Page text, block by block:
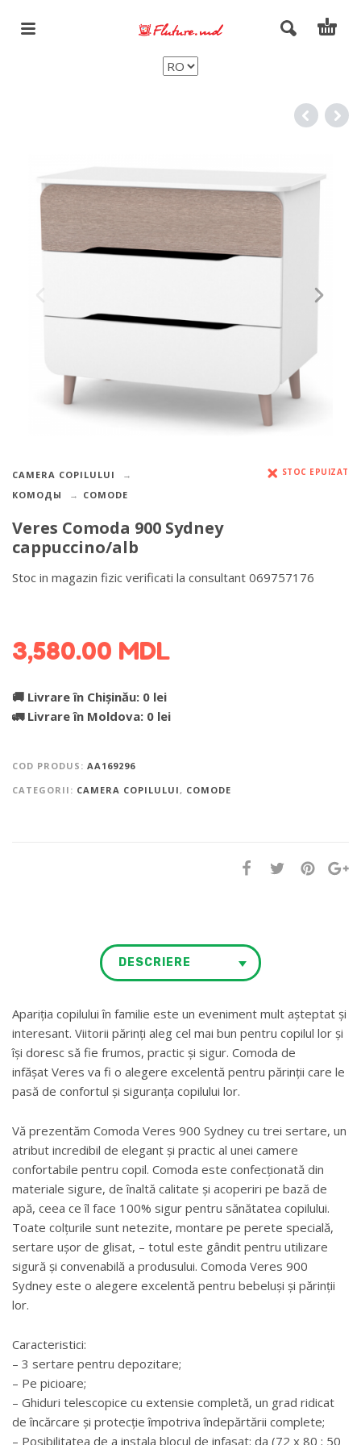
CAMERA COPILULUI
КОМОДЫ
COMODE
STOC EPUIZAT
Veres Comoda 900 Sydney
cappuccino/alb
Stoc in magazin fizic verificati la consultant 069757176
3,580.00 MDL
🚚 Livrare în Chișinău: 0 lei
🚛 Livrare în Moldova: 0 lei
COD PRODUS: AA169296
CATEGORII: CAMERA COPILULUI , COMODE
DESCRIERE
Apariția copilului în familie este un eveniment mult așteptat și
interesant. Viitorii părinți aleg cel mai bun pentru copilul lor și
își doresc să fie frumos, practic și sigur. Comoda de
infășat Veres va fi o alegere excelentă pentru părinții care le
pasă de confortul și siguranța copilului lor.
Vă prezentăm Comoda Veres 900 Sydney cu trei sertare, un
atribut incredibil de elegant și practic al unei camere
confortabile pentru copil. Comoda este confecționată din
materiale sigure, de înaltă calitate și acoperiri pe bază de
apă, ceea ce îl face 100% sigur pentru sănătatea copilului.
Toate colțurile sunt netezite, montare pe perete specială,
sertare ușor de glisat, – totul este gândit pentru utilizare
sigură și convenabilă a produsului. Comoda Veres 900
Sydney este o alegere excelentă pentru bebeluși și părinții
lor.
Caracteristici:
– 3 sertare pentru depozitare;
– Pe picioare;
– Ghiduri telescopice cu extensie completă, un grad ridicat
de încărcare și protecție împotriva îndepărtării complete;
– Posibilitatea de a instala blocul de infasat: da (72 x 80 ; 50